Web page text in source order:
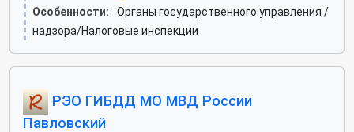
Особенности:
Органы государственного управления /
надзора/Налоговые инспекции
РЭО ГИБДД МО МВД России
Павловский